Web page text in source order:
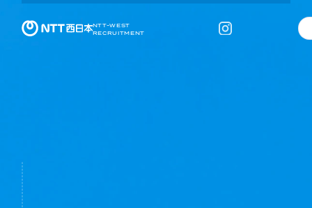
NTT-WEST
RECRUITMENT